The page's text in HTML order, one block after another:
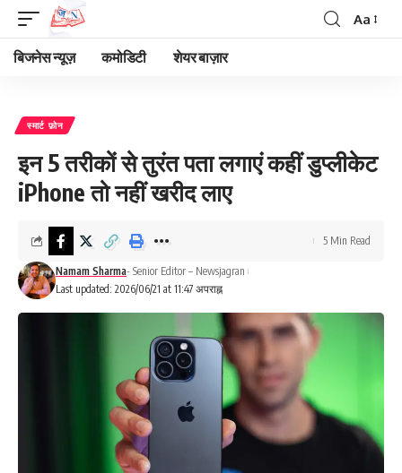
Font
Aa
बिजनेस न्यूज़ कमोडिटी शेयर बाज़ार
स्मार्ट फ़ोन
इन 5 तरीकों से तुरंत पता लगाएं कहीं डुप्लीकेट
iPhone तो नहीं खरीद लाए
Last updated: 2026/06/21 at 11:47 अपराह्न
Namam Sharma- Senior Editor – Newsjagran
5 Min Read